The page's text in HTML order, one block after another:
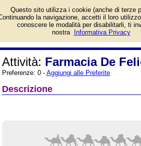
di
a
40. Categoria Farmacie.
Attività: Farmacia De
Preferenze: 0 - Aggiungi alle Preferite
Descrizione
Questo sito utilizza i cookie (anche di terze
la navigazione, accetti il loro
conoscere le modalità per disabilitarli, ti
nostra
Informativa Privacy